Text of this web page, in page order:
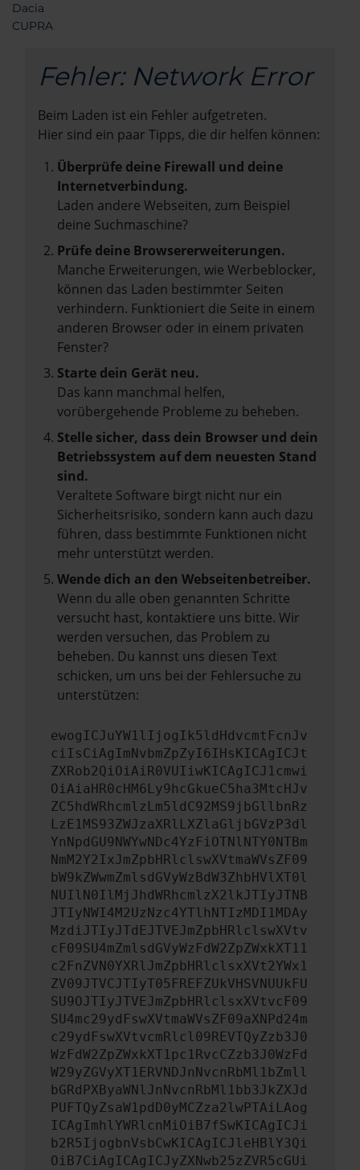
Dacia
CUPRA
Fehler: Network Error
Beim Laden ist ein Fehler aufgetreten.
Hier sind ein paar Tipps, die dir helfen können:
Überprüfe deine Firewall und deine
Internetverbindung.
Laden andere Webseiten, zum Beispiel
deine Suchmaschine?
Prüfe deine Browsererweiterungen.
Manche Erweiterungen, wie Werbeblocker,
können das Laden bestimmter Seiten
verhindern. Funktioniert die Seite in einem
anderen Browser oder in einem privaten
Fenster?
Starte dein Gerät neu.
Das kann manchmal helfen,
vorübergehende Probleme zu beheben.
Stelle sicher, dass dein Browser und dein
Betriebssystem auf dem neuesten Stand
sind.
Veraltete Software birgt nicht nur ein
Sicherheitsrisiko, sondern kann auch dazu
führen, dass bestimmte Funktionen nicht
mehr unterstützt werden.
Wende dich an den Webseitenbetreiber.
Wenn du alle oben genannten Schritte
versucht hast, kontaktiere uns bitte. Wir
werden versuchen, das Problem zu
beheben. Du kannst uns diesen Text
schicken, um uns bei der Fehlersuche zu
unterstützen:
ewogICJuYW1lIjogIk5ldHdvcmtFcnJv
ciIsCiAgImNvbmZpZyI6IHsKICAgICJt
ZXRob2QiOiAiR0VUIiwKICAgICJ1cmwi
OiAiaHR0cHM6Ly9hcGkueC5ha3MtcHJv
ZC5hdWRhcmlzLm5ldC92MS9jbGllbnRz
LzE1MS93ZWJzaXRlLXZlaGljbGVzP3dl
YnNpdGU9NWYwNDc4YzFiOTNlNTY0NTBm
NmM2Y2IxJmZpbHRlclswXVtmaWVsZF09
bW9kZWwmZmlsdGVyWzBdW3ZhbHVlXT0l
NUIlN0IlMjJhdWRhcmlzX2lkJTIyJTNB
JTIyNWI4M2UzNzc4YTlhNTIzMDI1MDAy
MzdiJTIyJTdEJTVEJmZpbHRlclswXVtv
cF09SU4mZmlsdGVyWzFdW2ZpZWxkXT11
c2FnZVN0YXRlJmZpbHRlclsxXVt2YWx1
ZV09JTVCJTIyT05FREFZUkVHSVNUUkFU
SU9OJTIyJTVEJmZpbHRlclsxXVtvcF09
SU4mc29ydFswXVtmaWVsZF09aXNPd24m
c29ydFswXVtvcmRlcl09REVTQyZzb3J0
WzFdW2ZpZWxkXT1pc1RvcCZzb3J0WzFd
W29yZGVyXT1ERVNDJnNvcnRbMl1bZmll
bGRdPXByaWNlJnNvcnRbMl1bb3JkZXJd
PUFTQyZsaW1pdD0yMCZza2lwPTAiLAog
ICAgImhlYWRlcnMiOiB7fSwKICAgICJi
b2R5IjogbnVsbCwKICAgICJleHBlY3Qi
OiB7CiAgICAgICJyZXNwb25zZVR5cGUi